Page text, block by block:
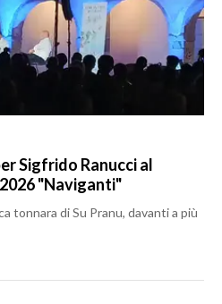
Sigfrido Ranucci al
"Naviganti"
tonnara di Su Pranu, davanti a più